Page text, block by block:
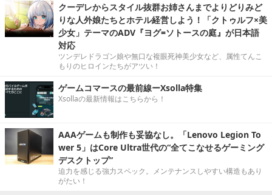
クーデレからスタイル抜群お姉さんまでよりどりみど
りな人外娘たちとホテル経営しよう！「クトゥルフ×美
少女」テーマのADV『ヨグ=ソトースの庭』が日本語
対応
ツンデレドラゴン娘や無口な複眼死神美少女など、属性てんこ
もりのヒロインたちがアツい！
ゲームコマースの最前線ーXsolla特集
Xsollaの最新情報はこちらから！
AAAゲームも制作も妥協なし。「Lenovo Legion To
wer 5」はCore Ultra世代の“全てこなせるゲーミング
デスクトップ”
迫力を感じる強力スペック。メンテナンスしやすい構造もあり
がたい！